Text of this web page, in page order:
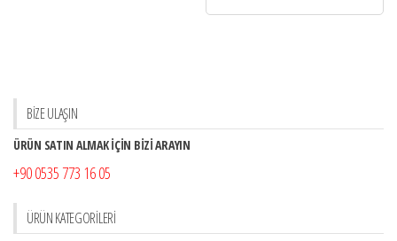
BİZE ULAŞIN
ÜRÜN SATIN ALMAK İÇİN BİZİ ARAYIN
+90 0535 773 16 05
ÜRÜN KATEGORILERI